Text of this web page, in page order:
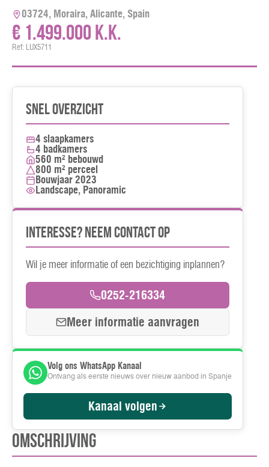
03724, Moraira, Alicante, Spain
€ 1.499.000 k.k.
Ref: LUX5711
Omschrijving
Snel overzicht
4 slaapkamers
4 badkamers
560 m² bebouwd
800 m² perceel
Bouwjaar 2023
Landscape, Panoramic
Interesse? Neem contact op
Wil je meer informatie of een bezichtiging inplannen?
0252-216334
Meer informatie aanvragen
Volg ons WhatsApp Kanaal
Ontvang als eerste nieuws over nieuw aanbod in Spanje
Kanaal volgen